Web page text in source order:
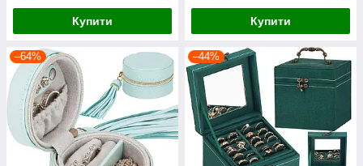
Купити Купити
–64% –44%